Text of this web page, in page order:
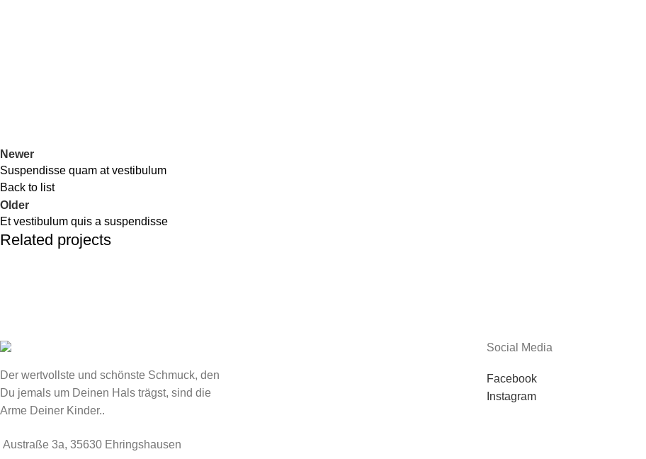
Newer
Suspendisse quam at vestibulum
Back to list
Older
Et vestibulum quis a suspendisse
Related projects
Der wertvollste und schönste Schmuck, den
Du jemals um Deinen Hals trägst, sind die
Arme Deiner Kinder..
Austraße 3a, 35630 Ehringshausen
Social Media
Facebook
Instagram